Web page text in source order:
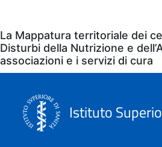
Eventi
La Mappatura territoriale dei
Disturbi della Nutrizione e
associazioni e i servizi di cura
Istituto